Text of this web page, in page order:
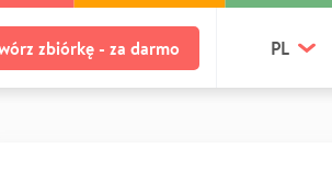
zbiórkę - za darmo PL